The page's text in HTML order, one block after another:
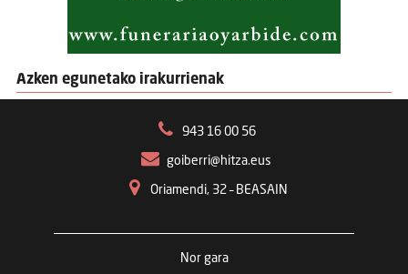
Azken egunetako irakurrienak
943 16 00 56
goiberri@hitza.eus
Oriamendi, 32 – BEASAIN
Nor gara